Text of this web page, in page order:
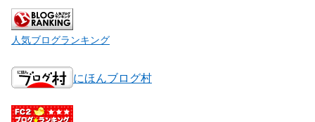
人気ブログランキング
にほんブログ村